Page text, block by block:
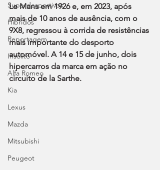
Superdesportivos
Híbridos
Reportagem
Insólito
Alfa Romeo
Kia
Lexus
Mazda
Mitsubishi
Peugeot
Le Mans em 1926 e, em 2023, após
mais de 10 anos de ausência, com o
9X8, regressou à corrida de resistências
mais importante do desporto
automóvel. A 14 e 15 de junho, dois
hipercarros da marca em ação no
circuito de la Sarthe.